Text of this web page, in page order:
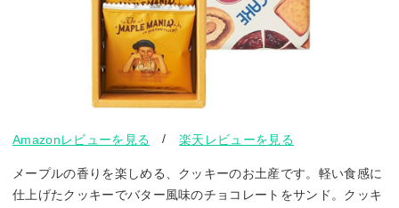
Amazonレビューを見る /楽天レビューを見る
メープルの香りを楽しめる、クッキーのお土産です。軽い食感に
仕上げたクッキーでバター風味のチョコレートをサンド。クッキ